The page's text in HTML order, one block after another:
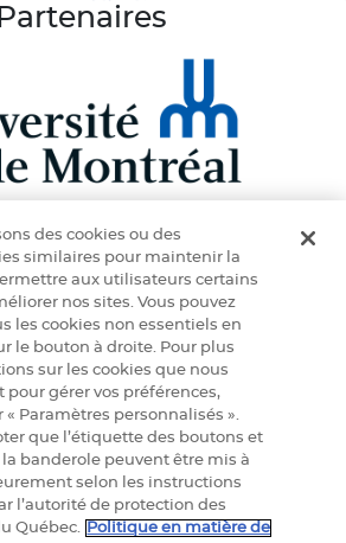
Partenaires
par les Instituts de recherche
du Canada (IRSC)
des cookies ou des
similaires pour maintenir la
aux utilisateurs certains
nos sites. Vous pouvez
les cookies non essentiels en
le bouton à droite. Pour plus
sur les cookies que nous
pour gérer vos préférences,
« Paramètres personnalisés ».
que l’étiquette des boutons et
la banderole peuvent être mis à
selon les instructions
l’autorité de protection des
Québec.
Politique en matière de